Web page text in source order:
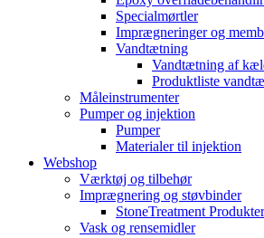
Specialmørtler
Imprægneringer og
Vandtætning
Vandtætning af
Produktliste
Måleinstrumenter
Pumper og injektion
Pumper
Materialer til injektion
Webshop
Værktøj og tilbehør
Imprægnering og støvbinder
StoneTreatment Produkter
Vask og rensemidler